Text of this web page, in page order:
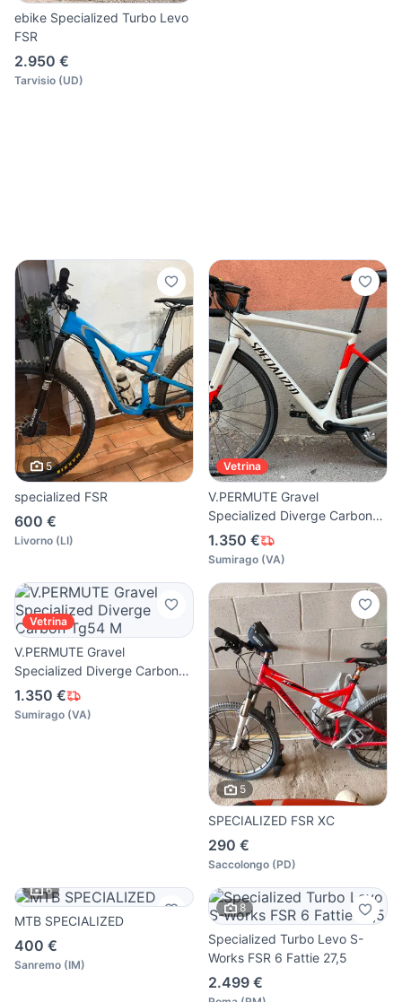
ebike Specialized Turbo Levo
FSR
2.950 €
Tarvisio (UD)
5
specialized FSR
600 €
Livorno (LI)
Vetrina
V.PERMUTE Gravel
Specialized Diverge Carbon
11v M
1.350 €
Sumirago (VA)
Vetrina
V.PERMUTE Gravel
Specialized Diverge Carbon
Tg54 M
1.350 €
Sumirago (VA)
5
SPECIALIZED FSR XC
290 €
Saccolongo (PD)
6
MTB SPECIALIZED
400 €
Sanremo (IM)
8
Specialized Turbo Levo S-
Works FSR 6 Fattie 27,5
2.499 €